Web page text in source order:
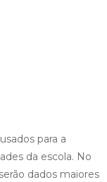
para a
da escola. No
dados maiores